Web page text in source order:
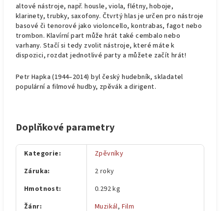
altové nástroje, např. housle, viola, flétny, hoboje,
klarinety, trubky, saxofony. Čtvrtý hlas je určen pro nástroje
basové či tenorové jako violoncello, kontrabas, fagot nebo
trombon. Klavírní part může hrát také cembalo nebo
varhany. Stačí si tedy zvolit nástroje, které máte k
dispozici, rozdat jednotlivé party a můžete začít hrát!
Petr Hapka (1944–2014) byl český hudebník, skladatel
populární a filmové hudby, zpěvák a dirigent.
Doplňkové parametry
Kategorie:
Zpěvníky
Záruka:
2 roky
Hmotnost:
0.292 kg
Žánr: Muzikál, Film